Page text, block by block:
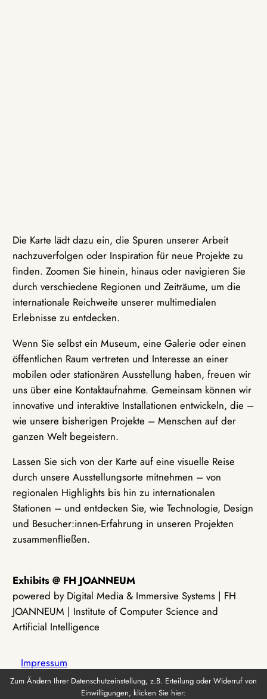
Die Karte lädt dazu ein, die Spuren unserer Arbeit
nachzuverfolgen oder Inspiration für neue Projekte zu
finden. Zoomen Sie hinein, hinaus oder navigieren Sie
durch verschiedene Regionen und Zeiträume, um die
internationale Reichweite unserer multimedialen
Erlebnisse zu entdecken.
Wenn Sie selbst ein Museum, eine Galerie oder einen
öffentlichen Raum vertreten und Interesse an einer
mobilen oder stationären Ausstellung haben, freuen wir
uns über eine Kontaktaufnahme. Gemeinsam können wir
innovative und interaktive Installationen entwickeln, die –
wie unsere bisherigen Projekte – Menschen auf der
ganzen Welt begeistern.
Lassen Sie sich von der Karte auf eine visuelle Reise
durch unsere Ausstellungsorte mitnehmen – von
regionalen Highlights bis hin zu internationalen
Stationen – und entdecken Sie, wie Technologie, Design
und Besucher:innen-Erfahrung in unseren Projekten
zusammenfließen.
Exhibits @ FH JOANNEUM
powered by Digital Media & Immersive Systems | FH
JOANNEUM | Institute of Computer Science and
Artificial Intelligence
Impressum
Zum Ändern Ihrer Datenschutzeinstellung, z.B. Erteilung oder Widerruf von
Einwilligungen, klicken Sie hier: